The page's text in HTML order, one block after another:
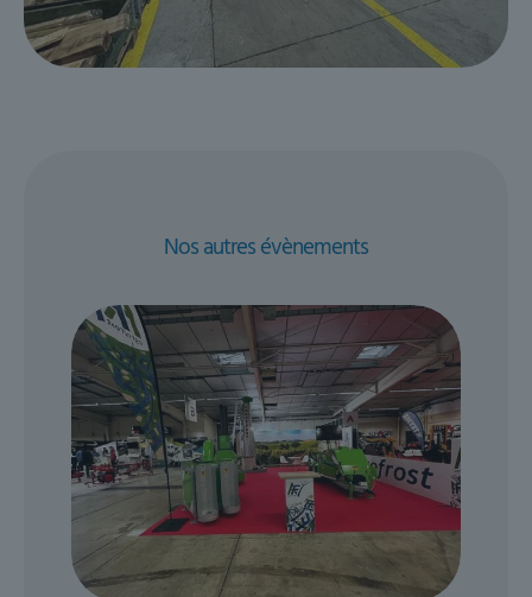
Nos autres évènements